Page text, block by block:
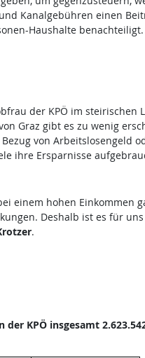
Kanalgebühren einen
Haushalte
der KPÖ im steirischen
Graz gibt es zu wenig
von
ihre Ersparnisse
einem hohen Einkommen
Deshalb ist es für
.
KPÖ insgesamt